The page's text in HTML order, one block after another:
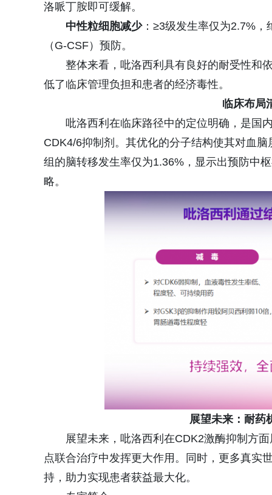
洛哌丁胺即可缓解。
中性粒细胞减少：≥3级发生率仅为2.7%，
（G-CSF）预防。
整体来看，吡洛西利具有良好的耐受性和
低了临床管理负担和患者的经济毒性。
临床布局
吡洛西利在临床路径中的定位明确，是国
CDK4/6抑制剂。其优化的分子结构使其对血
组的脑转移发生率仅为1.36%，显示出预防中
略。
展望未来：耐药
展望未来，吡洛西利在CDK2激酶抑制方
点联合治疗中发挥更大作用。同时，更多真实
持，助力实现患者获益最大化。